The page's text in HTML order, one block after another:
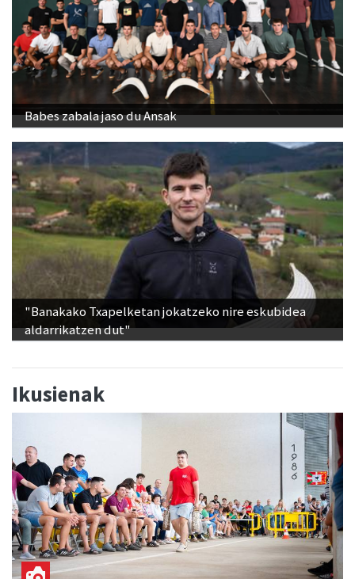
Babes zabala jaso du Ansak
"Banakako Txapelketan jokatzeko nire eskubidea
aldarrikatzen dut"
Ikusienak